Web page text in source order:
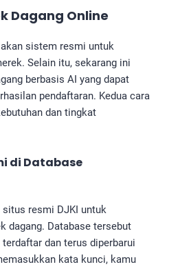
Dagang Online
sistem resmi untuk
Selain itu, sekarang ini
berbasis AI yang dapat
pendaftaran. Kedua cara
dan tingkat
di Database
resmi DJKI untuk
dagang. Database tersebut
dan terus diperbarui
kata kunci, kamu